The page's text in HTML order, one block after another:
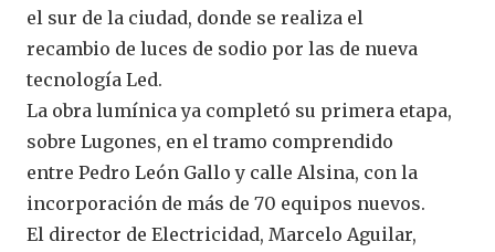
el sur de la ciudad, donde se realiza el
recambio de luces de sodio por las de nueva
tecnología Led.
La obra lumínica ya completó su primera etapa,
sobre Lugones, en el tramo comprendido
entre Pedro León Gallo y calle Alsina, con la
incorporación de más de 70 equipos nuevos.
El director de Electricidad, Marcelo Aguilar,